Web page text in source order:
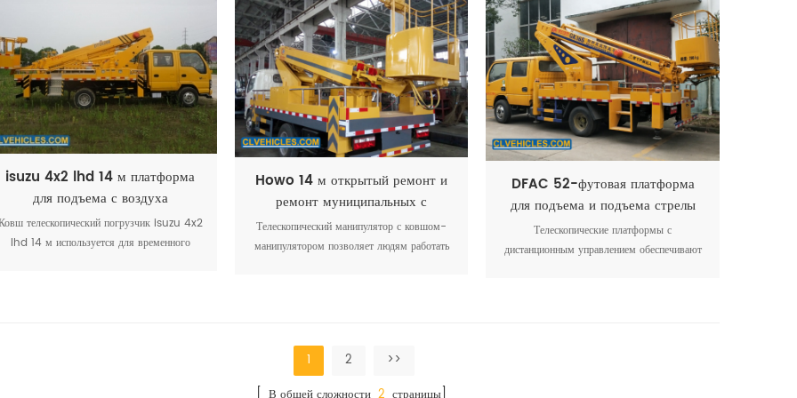
обычно на высоте.
isuzu 4x2 lhd 14 м платформа
для подъема с воздуха
телескопический погрузчик isuzu 4x2
lhd 14 м используется для временного
Howo 14 м открытый ремонт и
ремонт муниципальных с
использованием грузовика
автовышки
Телескопический манипулятор с ковшом-
манипулятором позволяет людям работать
DFAC 52-футовая платформа
для подъема и подъема стрелы
Телескопические платформы с
дистанционным управлением обеспечивают
1 2
>>